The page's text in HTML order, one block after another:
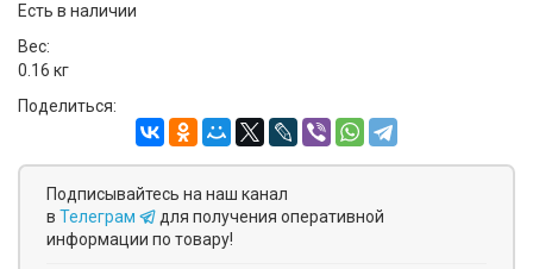
Есть в наличии
Вес:
0.16 кг
Поделиться:
Подписывайтесь на наш канал
в Телеграм
для получения оперативной
информации по товару!